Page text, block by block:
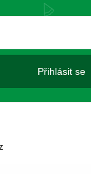
Přihlásit se